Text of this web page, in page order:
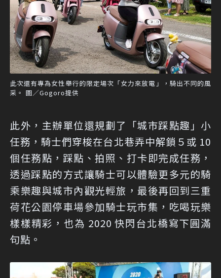
此次還有專為女性舉行的限定場次「女力來放電」，騎出不同的風
采。 圖／Gogoro提供
此外，主辦單位還規劃了「城市踩點趣」小
任務，騎士們穿梭在台北巷弄中解鎖５或 10
個任務點，踩點、拍照、打卡即完成任務，
透過踩點的方式讓騎士可以體驗更多元的騎
乘樂趣與城市內觀光輕旅，最後再回到三重
荷花公園停車場參加騎士玩市集，吃喝玩樂
樣樣精彩，也為 2020 快閃台北橋寫下圓滿
句點。